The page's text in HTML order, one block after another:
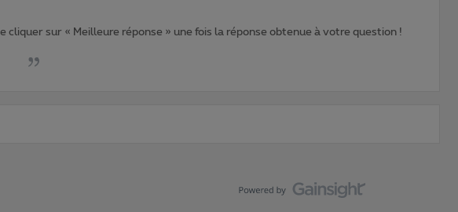
cliquer sur « Meilleure réponse » une fois la réponse obtenue à votre question !